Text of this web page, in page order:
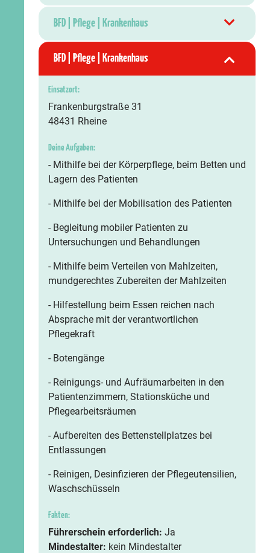
BFD | Pflege | Krankenhaus
BFD | Pflege | Krankenhaus
Einsatzort:
Frankenburgstraße 31
48431 Rheine
Deine Aufgaben:
- Mithilfe bei der Körperpflege, beim Betten und
Lagern des Patienten
- Mithilfe bei der Mobilisation des Patienten
- Begleitung mobiler Patienten zu
Untersuchungen und Behandlungen
- Mithilfe beim Verteilen von Mahlzeiten,
mundgerechtes Zubereiten der Mahlzeiten
- Hilfestellung beim Essen reichen nach
Absprache mit der verantwortlichen
Pflegekraft
- Botengänge
- Reinigungs- und Aufräumarbeiten in den
Patientenzimmern, Stationsküche und
Pflegearbeitsräumen
- Aufbereiten des Bettenstellplatzes bei
Entlassungen
- Reinigen, Desinfizieren der Pflegeutensilien,
Waschschüsseln
Fakten:
Führerschein erforderlich: Ja
Mindestalter: kein Mindestalter